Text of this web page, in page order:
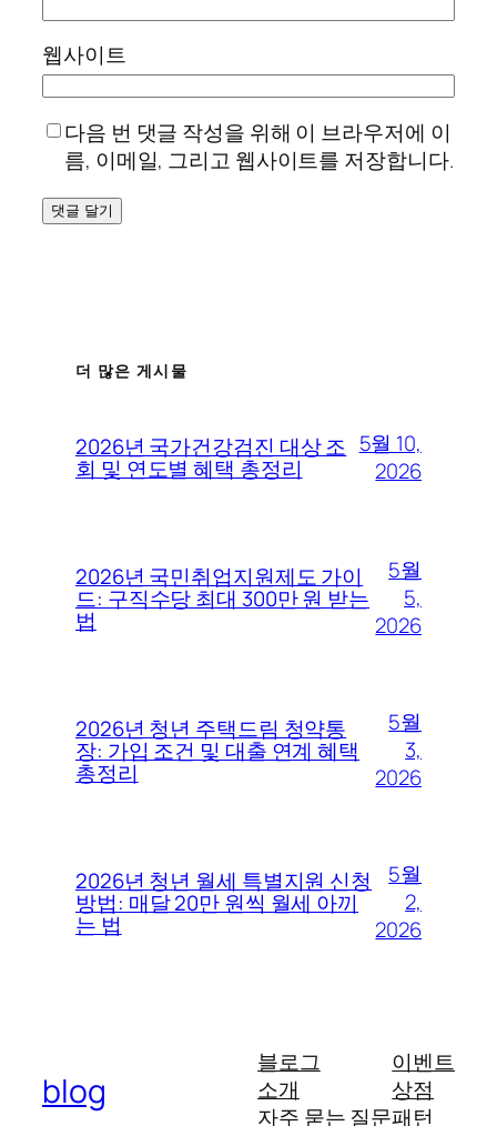
웹사이트
다음 번 댓글 작성을 위해 이 브라우저에 이
름, 이메일, 그리고 웹사이트를 저장합니다.
더 많은 게시물
2026년 국가건강검진 대상 조
회 및 연도별 혜택 총정리
5월 10,
2026
2026년 국민취업지원제도 가이
드: 구직수당 최대 300만 원 받는
법
5월
5,
2026
2026년 청년 주택드림 청약통
장: 가입 조건 및 대출 연계 혜택
총정리
5월
3,
2026
2026년 청년 월세 특별지원 신청
방법: 매달 20만 원씩 월세 아끼
는 법
5월
2,
2026
blog
블로그
소개
자주 묻는 질문
이벤트
상점
패턴